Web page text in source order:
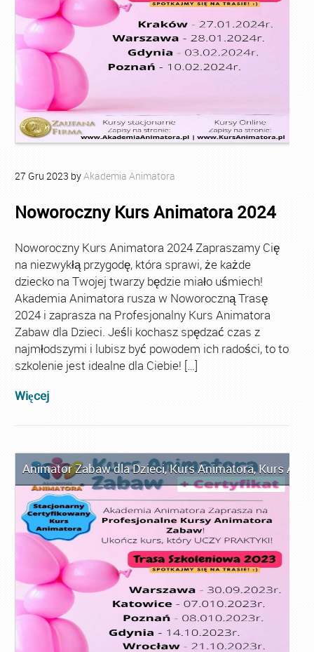
27 Gru 2023 byAkademia Animatora
Noworoczny Kurs Animatora 2024
Noworoczny Kurs Animatora 2024 Zapraszamy Cię
na niezwykłą przygodę, która sprawi, że każde
dziecko na Twojej twarzy będzie miało uśmiech!
Akademia Animatora rusza w Noworoczną Trasę
2024 i zaprasza na Profesjonalny Kurs Animatora
Zabaw dla Dzieci. Jeśli kochasz spędzać czas z
najmłodszymi i lubisz być powodem ich radości, to to
szkolenie jest idealne dla Ciebie! […]
Więcej
Animator Zabaw dla Dzieci,Kurs Animatora,Kurs